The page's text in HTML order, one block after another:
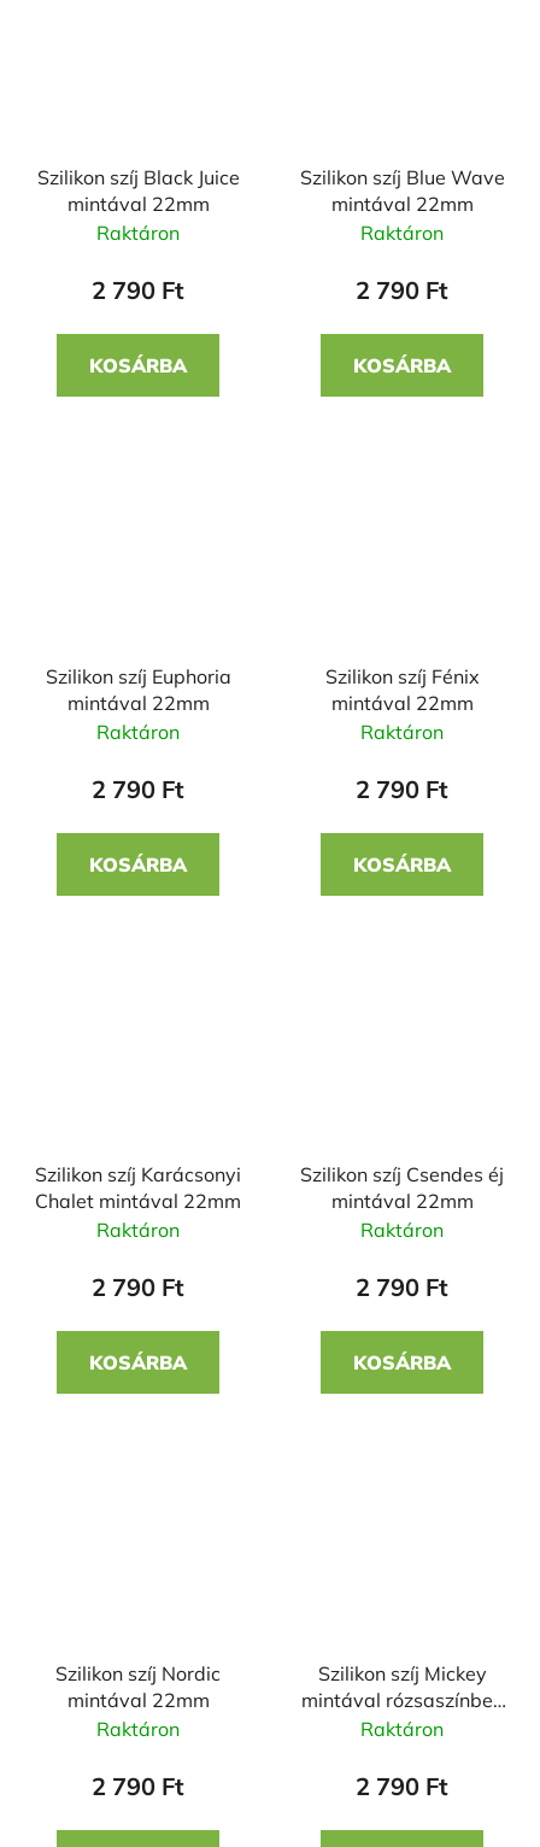
Szilikon szíj Black Juice
mintával 22mm
Raktáron
2 790 Ft
KOSÁRBA
Szilikon szíj Blue Wave
mintával 22mm
Raktáron
2 790 Ft
KOSÁRBA
Szilikon szíj Euphoria
mintával 22mm
Raktáron
2 790 Ft
KOSÁRBA
Szilikon szíj Fénix
mintával 22mm
Raktáron
2 790 Ft
KOSÁRBA
Szilikon szíj Karácsonyi
Chalet mintával 22mm
Raktáron
2 790 Ft
KOSÁRBA
Szilikon szíj Csendes éj
mintával 22mm
Raktáron
2 790 Ft
KOSÁRBA
Szilikon szíj Nordic
mintával 22mm
Raktáron
2 790 Ft
Szilikon szíj Mickey
mintával rózsaszínben
22mm
Raktáron
2 790 Ft